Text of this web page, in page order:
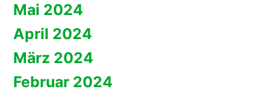
Mai 2024
April 2024
März 2024
Februar 2024